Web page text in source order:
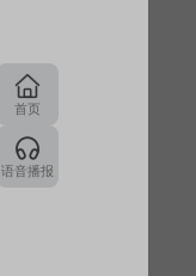
首页
语音播报